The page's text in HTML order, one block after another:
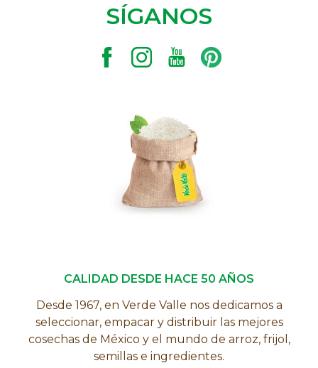
SÍGANOS
CALIDAD DESDE HACE 50 AÑOS
Desde 1967, en Verde Valle nos dedicamos a
seleccionar, empacar y distribuir las mejores
cosechas de México y el mundo de arroz, frijol,
semillas e ingredientes.